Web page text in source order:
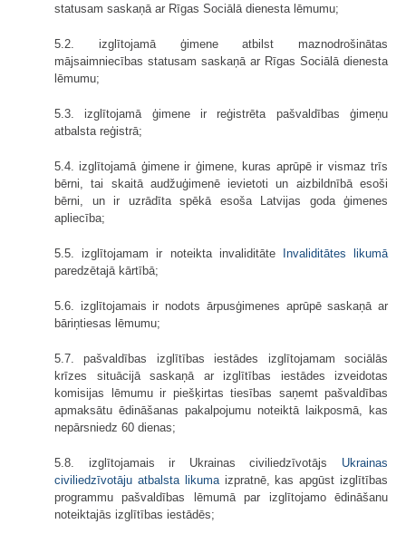
statusam saskaņā ar Rīgas Sociālā dienesta lēmumu;
5.2. izglītojamā ģimene atbilst maznodrošinātas
mājsaimniecības statusam saskaņā ar Rīgas Sociālā dienesta
lēmumu;
5.3. izglītojamā ģimene ir reģistrēta pašvaldības ģimeņu
atbalsta reģistrā;
5.4. izglītojamā ģimene ir ģimene, kuras aprūpē ir vismaz trīs
bērni, tai skaitā audžuģimenē ievietoti un aizbildnībā esoši
bērni, un ir uzrādīta spēkā esoša Latvijas goda ģimenes
apliecība;
5.5. izglītojamam ir noteikta invaliditāte Invaliditātes likumā
paredzētajā kārtībā;
5.6. izglītojamais ir nodots ārpusģimenes aprūpē saskaņā ar
bāriņtiesas lēmumu;
5.7. pašvaldības izglītības iestādes izglītojamam sociālās
krīzes situācijā saskaņā ar izglītības iestādes izveidotas
komisijas lēmumu ir piešķirtas tiesības saņemt pašvaldības
apmaksātu ēdināšanas pakalpojumu noteiktā laikposmā, kas
nepārsniedz 60 dienas;
5.8. izglītojamais ir Ukrainas civiliedzīvotājs Ukrainas
civiliedzīvotāju atbalsta likumaizpratnē, kas apgūst izglītības
programmu pašvaldības lēmumā par izglītojamo ēdināšanu
noteiktajās izglītības iestādēs;